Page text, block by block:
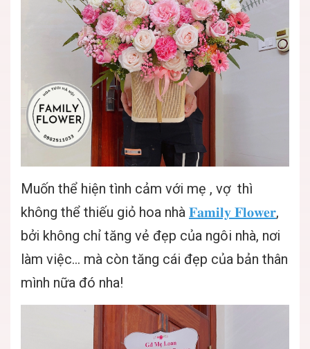
Muốn thể hiện tình cảm với mẹ , vợ thì
không thể thiếu giỏ hoa nhà 𝐅𝐚𝐦𝐢𝐥𝐲 𝐅𝐥𝐨𝐰𝐞𝐫,
bởi không chỉ tăng vẻ đẹp của ngôi nhà, nơi
làm việc... mà còn tăng cái đẹp của bản thân
mình nữa đó nha!